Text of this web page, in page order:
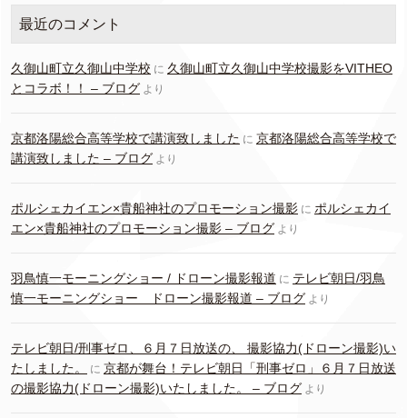
最近のコメント
久御山町立久御山中学校 に 久御山町立久御山中学校撮影をVITHEO
とコラボ！！ – ブログ より
京都洛陽総合高等学校で講演致しました に 京都洛陽総合高等学校で
講演致しました – ブログ より
ポルシェカイエン×貴船神社のプロモーション撮影 に ポルシェカイ
エン×貴船神社のプロモーション撮影 – ブログより
羽鳥慎一モーニングショー / ドローン撮影報道 に テレビ朝日/羽鳥
慎一モーニングショー ドローン撮影報道 – ブログ より
テレビ朝日/刑事ゼロ、６月７日放送の、 撮影協力(ドローン撮影)い
たしました。
に 京都が舞台！テレビ朝日「刑事ゼロ」６月７日放送
の撮影協力(ドローン撮影)いたしました。 – ブログ より